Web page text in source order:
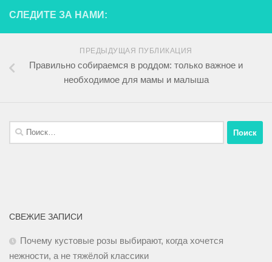
СЛЕДИТЕ ЗА НАМИ:
ПРЕДЫДУЩАЯ ПУБЛИКАЦИЯ
Правильно собираемся в роддом: только важное и
необходимое для мамы и малыша
СВЕЖИЕ ЗАПИСИ
Почему кустовые розы выбирают, когда хочется
нежности, а не тяжёлой классики